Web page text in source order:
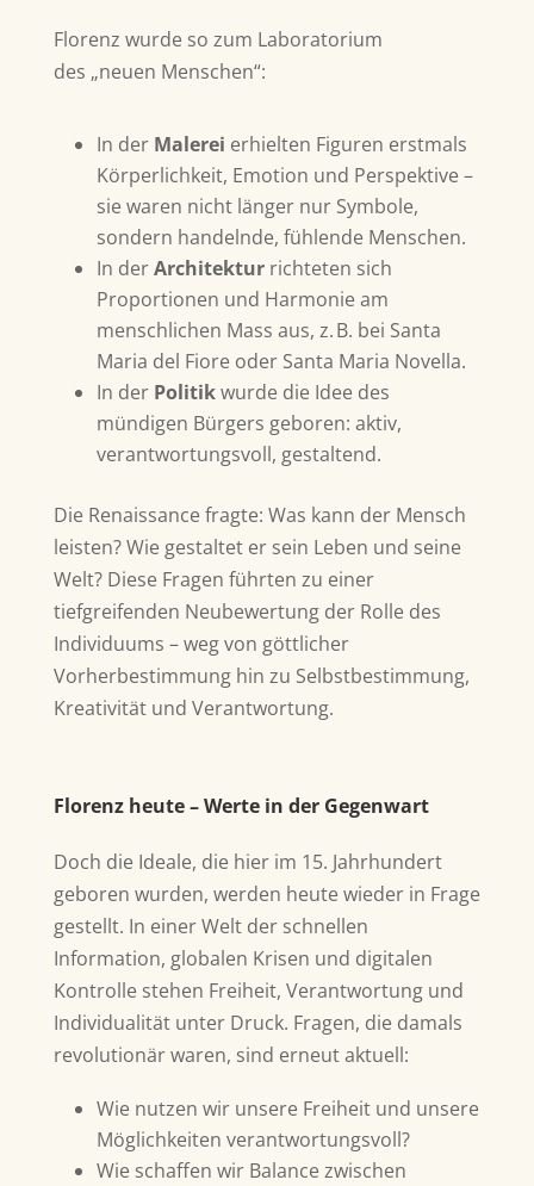
Florenz wurde so zum Laboratorium
des „neuen Menschen“:
In der Malerei erhielten Figuren erstmals
Körperlichkeit, Emotion und Perspektive –
sie waren nicht länger nur Symbole,
sondern handelnde, fühlende Menschen.
In derArchitektur richteten sich
Proportionen und Harmonie am
menschlichen Mass aus, z. B. bei Santa
Maria del Fiore oder Santa Maria Novella.
In der Politikwurde die Idee des
mündigen Bürgers geboren: aktiv,
verantwortungsvoll, gestaltend.
Die Renaissance fragte: Was kann der Mensch
leisten? Wie gestaltet er sein Leben und seine
Welt? Diese Fragen führten zu einer
tiefgreifenden Neubewertung der Rolle des
Individuums – weg von göttlicher
Vorherbestimmung hin zu Selbstbestimmung,
Kreativität und Verantwortung.
Florenz heute – Werte in der Gegenwart
Doch die Ideale, die hier im 15. Jahrhundert
geboren wurden, werden heute wieder in Frage
gestellt. In einer Welt der schnellen
Information, globalen Krisen und digitalen
Kontrolle stehen Freiheit, Verantwortung und
Individualität unter Druck. Fragen, die damals
revolutionär waren, sind erneut aktuell:
Wie nutzen wir unsere Freiheit und unsere
Möglichkeiten verantwortungsvoll?
Wie schaffen wir Balance zwischen